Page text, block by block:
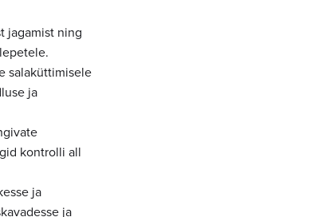
jagamist ning
salaküttimisele
ja
kontrolli all
ja
ja